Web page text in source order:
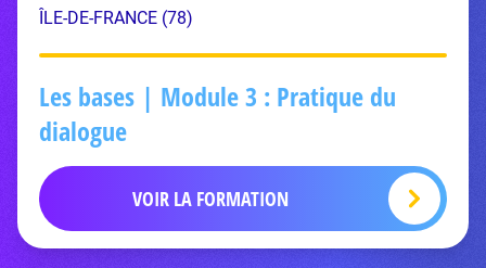
ÎLE-DE-FRANCE (78)
Les bases | Module 3 : Pratique du
dialogue
VOIR LA FORMATION